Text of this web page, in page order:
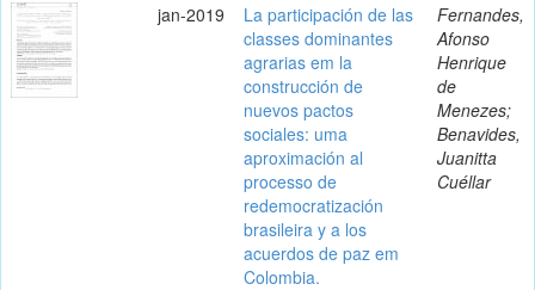
jan-2019
La participación de las
classes dominantes
agrarias em la
construcción de
nuevos pactos
sociales: uma
aproximación al
processo de
redemocratización
brasileira y a los
acuerdos de paz em
Colombia.
Fernandes,
Afonso
Henrique
de
Menezes;
Benavides,
Juanitta
Cuéllar